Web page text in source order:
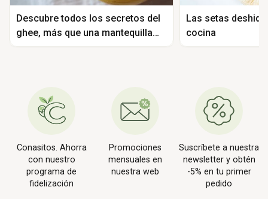
Descubre todos los secretos del
ghee, más que una mantequilla
clarificada
Las setas
cocina
Conasitos. Ahorra
con nuestro
programa de
fidelización
Promociones
mensuales en
nuestra web
Suscríbete a nuestra
newsletter y obtén
-5% en tu primer
pedido